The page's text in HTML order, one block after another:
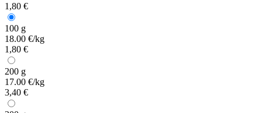
1,80 €
100 g
18.00 €/kg
1,80 €
200 g
17.00 €/kg
3,40 €